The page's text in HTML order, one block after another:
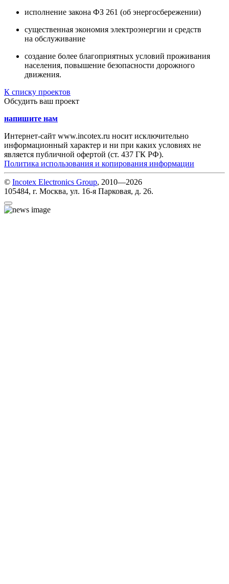
исполнение закона ФЗ 261 (об энергосбережении)
существенная экономия электроэнергии и средств
на обслуживание
создание более благоприятных условий проживания
населения, повышение безопасности дорожного
движения.
К списку проектов
Обсудить ваш проект
напишите нам
Интернет-сайт www.incotex.ru носит исключительно
информационный характер и ни при каких условиях не
является публичной офертой (ст. 437 ГК РФ).
Политика использования и копирования информации
© Incotex Electronics Group, 2010—2026
105484, г. Москва, ул. 16-я Парковая, д. 26.